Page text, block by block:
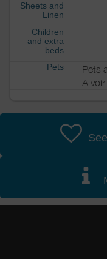
Sheets and
Linen
Children
and extra
beds
Pets
Pets
A